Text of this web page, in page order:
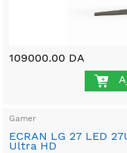
109000.00 DA
Gamer
ECRAN LG 27 LED
Ultra HD